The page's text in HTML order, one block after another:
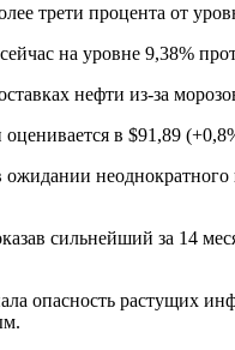
трети процента от
на уровне 9,38%
нефти из-за
оценивается в $91,89
сильнейший за 14
опасность растущих